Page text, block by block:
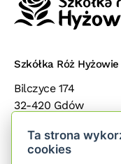
Szkółka Róż Hyżowie
Bilczyce 174
32-420 Gdów
Ta strona
cookies